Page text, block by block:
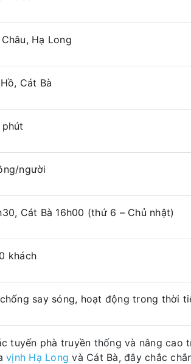
Hạ Long
Cát Bà
người
Cát Bà 16h00 (thứ 6 – Chủ nhật)
khách
say sóng, hoạt động trong thời
tuyến phà truyền thống và nâng cao
vịnh Hạ Long và Cát Bà, đây chắc